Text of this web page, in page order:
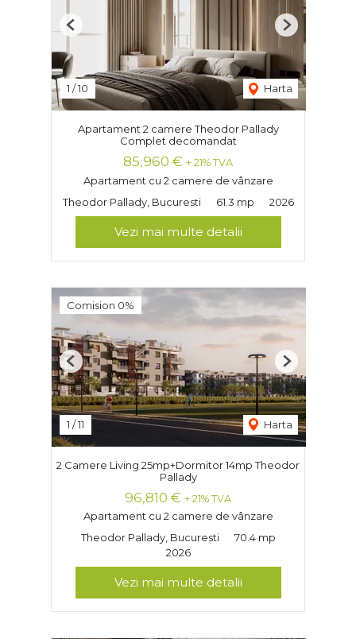
1 /10 Harta
Previous Next
Apartament 2 camere Theodor Pallady
Complet decomandat
85,960 € + 21% TVA
Apartament cu 2 camere de vânzare
Theodor Pallady, Bucuresti
61.3 mp 2026
Vezi mai multe detalii
Comision 0%
1 /11 Harta
Previous Next
2 Camere Living 25mp+Dormitor 14mp Theodor
Pallady
96,810 € + 21% TVA
Apartament cu 2 camere de vânzare
Theodor Pallady, Bucuresti
70.4 mp
2026
Vezi mai multe detalii